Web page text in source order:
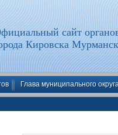
сайт
Кировска
Глава муниципального